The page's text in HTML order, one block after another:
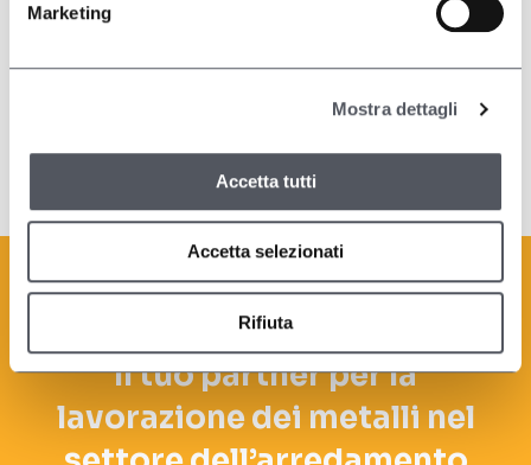
Marketing
Mostra dettagli
Accetta tutti
Accetta selezionati
Rifiuta
La nostra esperienza è al tuo servizio
per garantire splendore e durevolezza ai
Il tuo partner per la
lavorazione dei metalli nel